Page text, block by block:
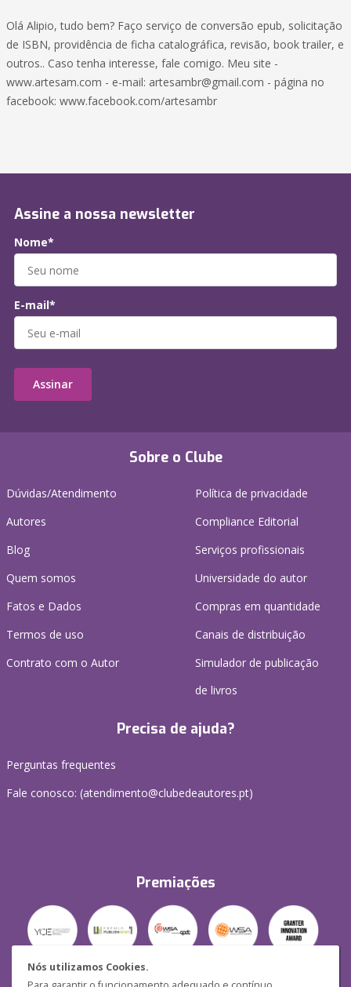
Nós utilizamos Cookies.
Olá Alipio, tudo bem? Faço serviço de conversão epub, solicitação
de ISBN, providência de ficha catalográfica, revisão, book trailer, e
outros.. Caso tenha interesse, fale comigo. Meu site -
www.artesam.com - e-mail: artesambr@gmail.com - página no
facebook: www.facebook.com/artesambr
Sobre o Clube
Dúvidas/Atendimento
Autores
Blog
Quem somos
Fatos e Dados
Termos de uso
Contrato com o Autor
Política de privacidade
Compliance Editorial
Serviços profissionais
Universidade do autor
Compras em quantidade
Canais de distribuição
Simulador de publicação
de livros
Precisa de ajuda?
Perguntas frequentes
Fale conosco: (atendimento@clubedeautores.pt)
Premiações
Assine a nossa newsletter
Nome*
E-mail*
Assinar